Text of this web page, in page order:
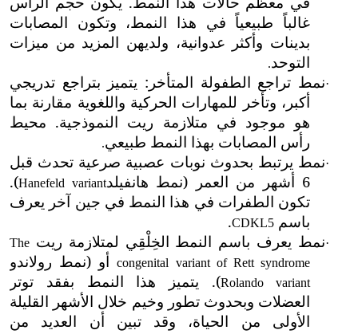
غالباً طبيعياً في هذا النمط، وتكون المصابات
بدينات وأكثر عدوانية، ولديهن المزيد من ميزات
التوحد.
·نمط تراجع الطفولة المتأخر: يتميز بتراجع تدريجي
أكبر، وتأخر للمهارات الحركية واللغوية مقارنة بما
هو موجود في متلازمة ريت النموذجية. محيط
رأس المصابات بهذا النمط طبيعي.
·نمط يرتبط بحدوث نوبات عصبية صرعية تحدث قبل
6 أشهر من العمر (نمط هانفيلد
Hanefeld variant
).
تكون الطفرات في هذا النمط في جين آخر يعرف
باسم CDKL5
.
·نمط يعرف باسم النمط الخِلْقِي لمتلازمة ريت The
congenital variant of Rett syndrome أو (نمط رولاندو
Rolando variant). يتميز هذا النمط بفقد توتر
العضلات وبحدوث تطور وخيم خلال الأشهر القليلة
الأولى من الحياة، وقد تبين أن العديد من